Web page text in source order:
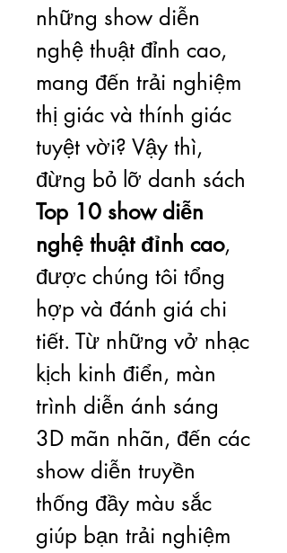
những show diễn
nghệ thuật đỉnh cao,
mang đến trải nghiệm
thị giác và thính giác
tuyệt vời? Vậy thì,
Top 10 show diễn
nghệ thuật đỉnh cao,
được chúng tôi tổng
hợp và đánh giá chi
tiết. Từ những vở nhạc
kịch kinh điển, màn
trình diễn ánh sáng
3D mãn nhãn, đến các
show diễn truyền
thống đầy màu sắc
giúp bạn trải nghiệm